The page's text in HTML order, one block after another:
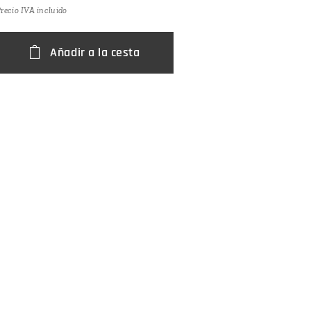
IVA incluido
Añadir a la cesta